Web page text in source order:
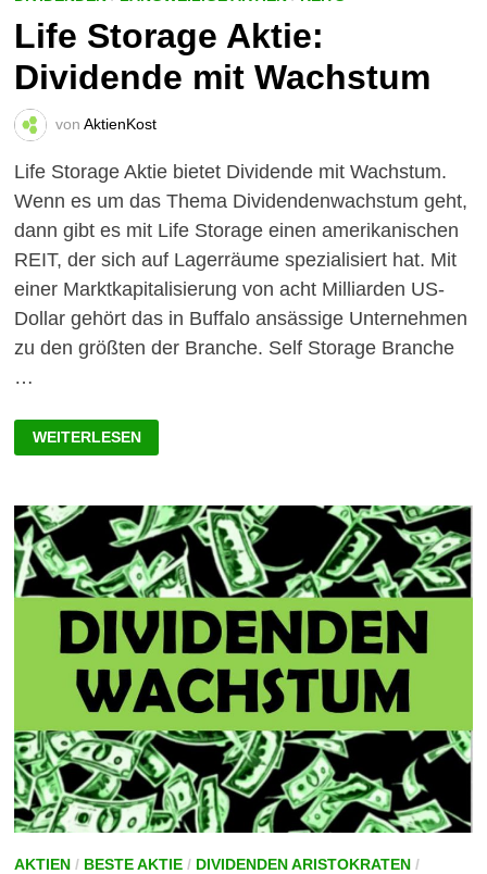
Life Storage Aktie:
Dividende mit Wachstum
von AktienKost
Life Storage Aktie bietet Dividende mit Wachstum.
Wenn es um das Thema Dividendenwachstum geht,
dann gibt es mit Life Storage einen amerikanischen
REIT, der sich auf Lagerräume spezialisiert hat. Mit
einer Marktkapitalisierung von acht Milliarden US-
Dollar gehört das in Buffalo ansässige Unternehmen
zu den größten der Branche. Self Storage Branche
…
LIFE
STORAGE
AKTIE:
WACHSTUM
WEITERLESEN
AKTIEN/ BESTE AKTIE/ DIVIDENDEN ARISTOKRATEN/